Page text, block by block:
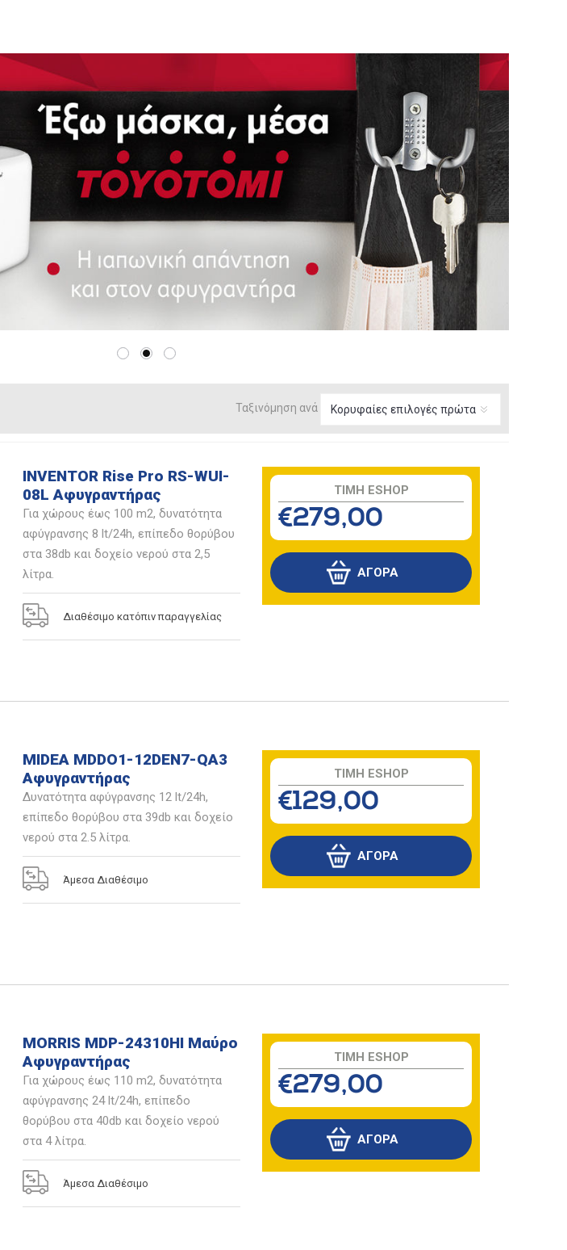
Ταξινόμηση ανά
INVENTOR Rise Pro RS-WUI-
08L Αφυγραντήρας
Για χώρους έως 100 m2, δυνατότητα
αφύγρανσης 8 lt/24h, επίπεδο θορύβου
στα 38db και δοχείο νερού στα 2,5
λίτρα.
Διαθέσιμο κατόπιν παραγγελίας
TIMH ESHOP
€279,00
MIDEA MDDO1-12DEN7-QA3
Αφυγραντήρας
Δυνατότητα αφύγρανσης 12 lt/24h,
επίπεδο θορύβου στα 39db και δοχείο
νερού στα 2.5 λίτρα.
Άμεσα Διαθέσιμο
TIMH ESHOP
€129,00
MORRIS MDP-24310HI Μαύρο
Αφυγραντήρας
Για χώρους έως 110 m2, δυνατότητα
αφύγρανσης 24 lt/24h, επίπεδο
θορύβου στα 40db και δοχείο νερού
στα 4 λίτρα.
Άμεσα Διαθέσιμο
TIMH ESHOP
€279,00